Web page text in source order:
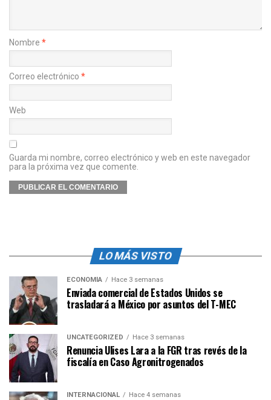
Nombre *
Correo electrónico *
Web
Guarda mi nombre, correo electrónico y web en este navegador
para la próxima vez que comente.
LO MÁS VISTO
ECONOMÍA Hace 3 semanas
Enviada comercial de Estados Unidos se
trasladará a México por asuntos del T-MEC
UNCATEGORIZED Hace 3 semanas
Renuncia Ulises Lara a la FGR tras revés de la
fiscalía en Caso Agronitrogenados
INTERNACIONAL Hace 4 semanas